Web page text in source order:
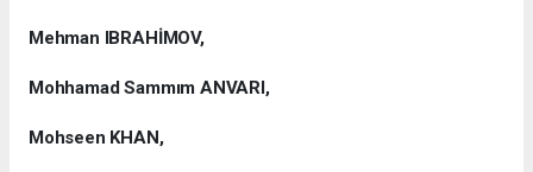
Mehman IBRAHİMOV,
Mohhamad Sammım ANVARI,
Mohseen KHAN,